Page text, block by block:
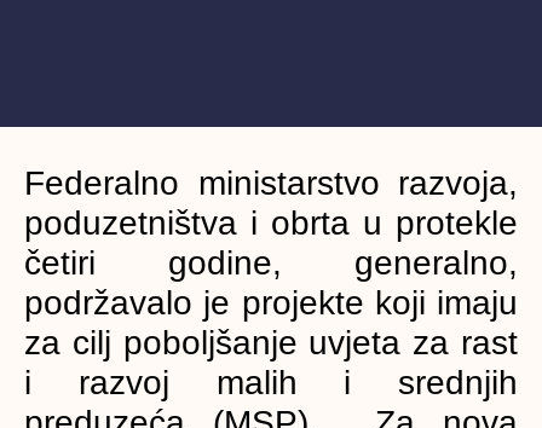
Federalno ministarstvo razvoja,
poduzetništva i obrta u protekle
četiri godine, generalno,
podržavalo je projekte koji imaju
za cilj poboljšanje uvjeta za rast
i razvoj malih i srednjih